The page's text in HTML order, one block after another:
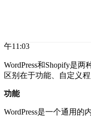
午11:03
WordPress和Shopify是
区别在于功能、自定义
功能
WordPress是一个通用